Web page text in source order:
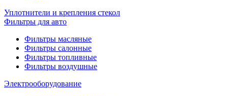
Уплотнители и крепления стекол
Фильтры для авто
Фильтры масляные
Фильтры салонные
Фильтры топливные
Фильтры воздушные
Электрооборудование